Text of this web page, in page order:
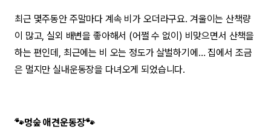
최근 몇주동안 주말마다 계속 비가 오더라구요. 겨울이는 산책량
이 많고, 실외 배변을 좋아해서 (어쩔 수 없이) 비맞으면서 산책을
하는 편인데, 최근에는 비 오는 정도가 살벌하기에… 집에서 조금
은 멀지만 실내운동장을 다녀오게 되었습니다.
🐾멍숲 애견운동장🐾